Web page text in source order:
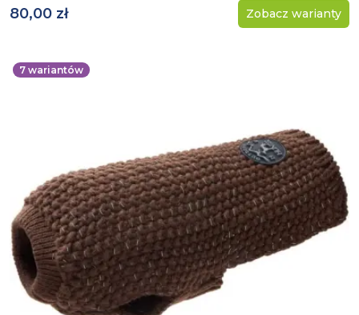
80,00 zł Zobacz warianty
7 wariantów